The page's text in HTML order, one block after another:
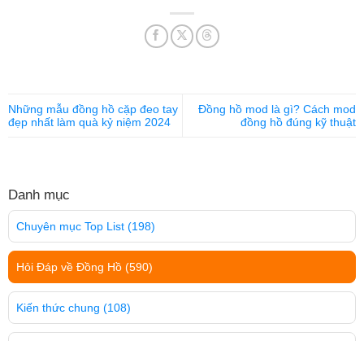
Những mẫu đồng hồ cặp đeo tay
đẹp nhất làm quà kỷ niệm 2024
Đồng hồ mod là gì? Cách mod
đồng hồ đúng kỹ thuật
Danh mục
Chuyên mục Top List (198)
Hỏi Đáp về Đồng Hồ (590)
Kiến thức chung (108)